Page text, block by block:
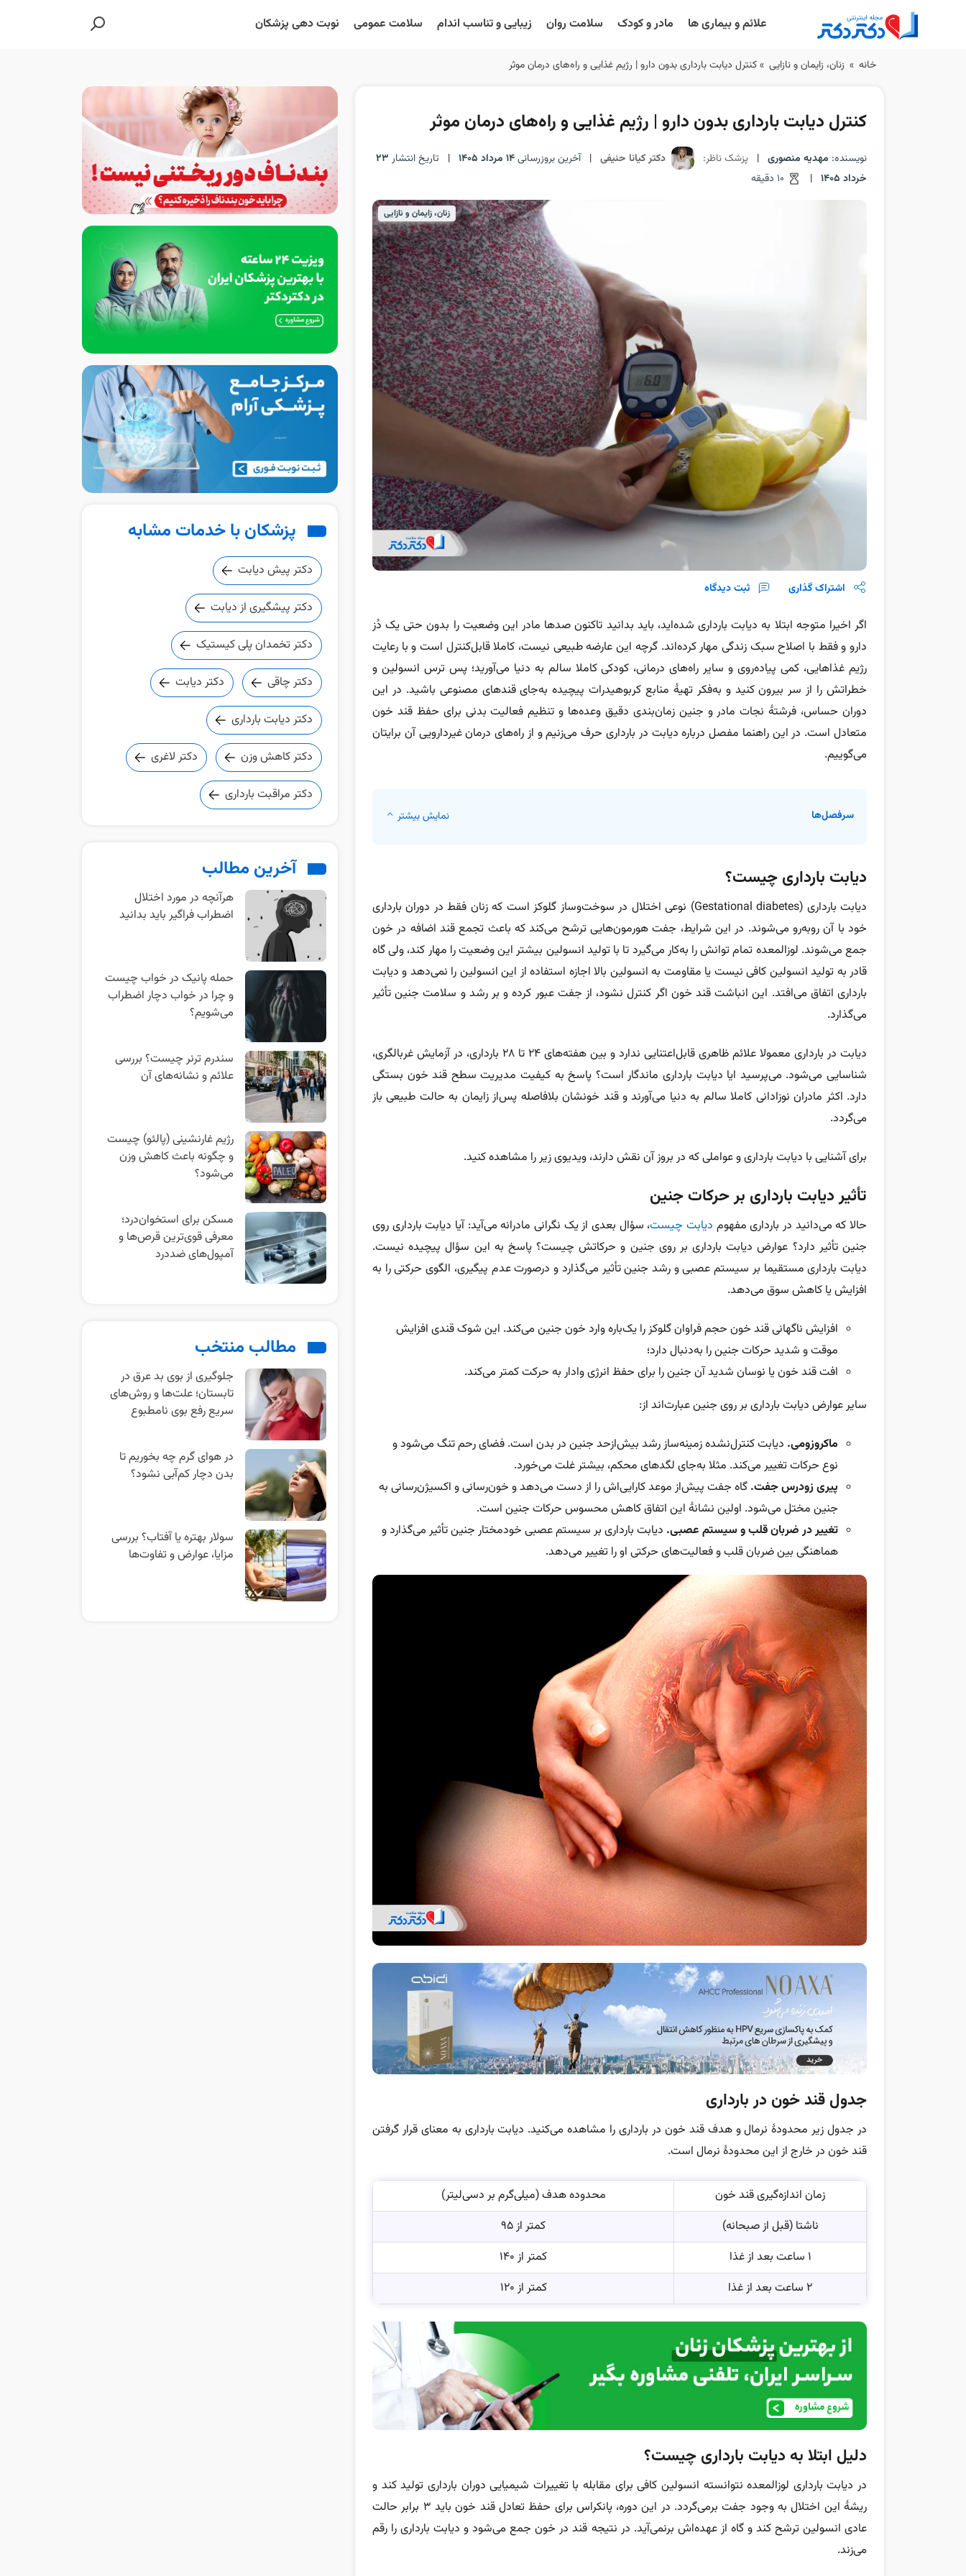
علائم و بیماری ها مادر و کودک سلامت روان زیبایی و تناسب اندام سلامت عمومی نوبت دهی پزشکان
خانه » زنان، زایمان و نازایی »کنترل دیابت بارداری بدون دارو | رژیم غذایی و راه‌های درمان موثر
کنترل دیابت بارداری بدون دارو | رژیم غذایی و راه‌های درمان موثر
نویسنده: مهدیه منصوری | پزشک ناظر: دکتر کیانا حنیفی | آخرین بروزرسانی14 مرداد 1405 | تاریخ انتشار 23
خرداد 1405
|
زنان، زایمان و نازایی
اشتراک گذاری ثبت دیدگاه
اگر اخیرا متوجه ابتلا به دیابت بارداری شده‌اید، باید بدانید تاکنون صدها مادر این وضعیت را بدون حتی یک دُز
دارو و فقط با اصلاح سبک زندگی مهار کرده‌اند. گرچه این عارضه طبیعی نیست، کاملا قابل‌کنترل است و با رعایت
رژیم غذاهایی، کمی پیاده‌روی و سایر راه‌های درمانی، کودکی کاملا سالم به دنیا می‌آورید؛ پس ترس انسولین و
خطراتش را از سر بیرون کنید و به‌فکر تهیۀ منابع کربوهیدرات‌ پیچیده به‌جای قندهای مصنوعی باشید. در این
دوران حساس، فرشتۀ نجات مادر و جنین زمان‌بندی دقیق وعده‌ها و تنظیم فعالیت بدنی برای حفظ قند خون
متعادل است. در این راهنما مفصل درباره دیابت در بارداری حرف می‌زنیم و از راه‌های درمان غیردارویی آن برایتان
می‌گوییم.
سرفصل‌ها نمایش بیشتر
دیابت بارداری چیست؟
دیابت بارداری (Gestational diabetes) نوعی اختلال در سوخت‌وساز گلوکز است که زنان فقط در دوران بارداری
خود با آن روبه‌رو می‌شوند. در این شرایط، جفت هورمون‌هایی ترشح می‌کند که باعث تجمع قند اضافه در خون
جمع می‌شوند. لوزالمعده تمام توانش را به‌کار می‌گیرد تا با تولید انسولین بیشتر این وضعیت را مهار کند، ولی گاه
قادر به تولید انسولین کافی نیست یا مقاومت به انسولین بالا اجازه استفاده از این انسولین را نمی‌دهد و دیابت
بارداری اتفاق می‌افتد. این انباشت قند خون اگر کنترل نشود، از جفت عبور کرده و بر رشد و سلامت جنین تأثیر
می‌گذارد.
دیابت در بارداری معمولا علائم ظاهری قابل‌اعتنایی ندارد و بین هفته‌های ۲۴ تا ۲۸ بارداری، در آزمایش غربالگری،
شناسایی می‌شود. می‌پرسید ایا دیابت بارداری ماندگار است؟ پاسخ به کیفیت مدیریت سطح قند خون بستگی
دارد. اکثر مادران نوزادانی کاملا سالم به دنیا می‌آورند و قند خونشان بلافاصله پس‌از زایمان به حالت طبیعی باز
می‌گردد.
برای آشنایی با دیابت بارداری و عواملی که در بروز آن نقش دارند، ویدیوی زیر را مشاهده کنید.
تأثیر دیابت بارداری بر حرکات جنین
حالا که می‌دانید در بارداری مفهوم دیابت چیست، سؤال بعدی از یک نگرانی مادرانه می‌آید: آیا دیابت بارداری روی
جنین تأثیر دارد؟ عوارض دیابت بارداری بر روی جنین و حرکاتش چیست؟ پاسخ به این سؤال پیچیده نیست.
دیابت بارداری مستقیما بر سیستم عصبی و رشد جنین تأثیر می‌گذارد و درصورت عدم پیگیری، الگوی حرکتی را به
افزایش یا کاهش سوق می‌دهد.
افزایش ناگهانی قند خون حجم فراوان گلوکز را یک‌باره وارد خون جنین می‌کند. این شوک قندی افزایش
موقت و شدید حرکات جنین را به‌دنبال دارد؛
افت قند خون یا نوسان شدید آن جنین را برای حفظ انرژی وادار به حرکت کمتر می‌کند.
سایر عوارض دیابت بارداری بر روی جنین عبارت‌اند از:
ماکروزومی. دیابت کنترل‌نشده زمینه‌ساز رشد بیش‌از‌حد جنین در بدن است. فضای رحم تنگ‌ می‌شود و
نوع حرکات تغییر می‌کند. مثلا به‌جای لگدهای محکم، بیشتر غلت می‌خورد.
پیری زودرس جفت. گاه جفت پیش‌از موعد کارایی‌اش را از دست می‌دهد و خون‌رسانی و اکسیژن‌رسانی به
جنین مختل می‌شود. اولین نشانۀ این اتفاق کاهش محسوس حرکات جنین است.
تغییر در ضربان قلب و سیستم عصبی. دیابت بارداری بر سیستم عصبی خودمختار جنین تأثیر می‌گذارد و
هماهنگی بین ضربان قلب و فعالیت‌های حرکتی او را تغییر می‌دهد.
جدول قند خون در بارداری
در جدول زیر محدودۀ نرمال و هدف قند خون در بارداری را مشاهده می‌کنید. دیابت بارداری به معنای قرار گرفتن
قند خون در خارج از این محدودهٔ نرمال است.
زمان اندازه‌گیری قند خون
محدوده هدف (میلی‌گرم بر دسی‌لیتر)
ناشتا (قبل از صبحانه)
کمتر از ۹۵
۱ ساعت بعد از غذا
کمتر از ۱۴۰
۲ ساعت بعد از غذا
کمتر از ۱۲۰
دلیل ابتلا به دیابت بارداری چیست؟
در دیابت بارداری لوزالمعده نتوانسته انسولین کافی برای مقابله با تغییرات شیمیایی دوران بارداری تولید کند و
ریشۀ این اختلال به وجود جفت برمی‌گردد. در این دوره، پانکراس برای حفظ تعادل قند خون باید ۳ برابر حالت
عادی انسولین ترشح کند و گاه از عهده‌اش برنمی‌آید. در نتیجه قند در خون جمع می‌شود و دیابت بارداری را رقم
می‌زند.
پزشکان با خدمات مشابه
دکتر پیش دیابت
دکتر پیشگیری از دیابت
دکتر تخمدان پلی کیستیک
دکتر چاقی دکتر دیابت
دکتر دیابت بارداری
دکتر کاهش وزن دکتر لاغری
دکتر مراقبت بارداری
آخرین مطالب
هرآنچه در مورد اختلال
اضطراب فراگیر باید بدانید
حمله پانیک در خواب چیست
و چرا در خواب دچار اضطراب
می‌شویم؟
سندرم ترنر چیست؟ بررسی
علائم و نشانه‌های آن
رژیم غارنشینی (پالئو) چیست
و چگونه باعث کاهش وزن
می‌شود؟
مسکن برای استخوان‌درد؛
معرفی قوی‌ترین قرص‌ها و
آمپول‌های ضددرد
مطالب منتخب
جلوگیری از بوی بد عرق در
تابستان؛ علت‌ها و روش‌های
سریع رفع بوی نامطبوع
در هوای گرم چه بخوریم تا
بدن دچار کم‌آبی نشود؟
سولار بهتره یا آفتاب؟ بررسی
مزایا، عوارض و تفاوت‌ها